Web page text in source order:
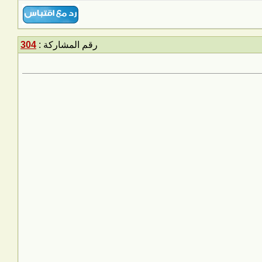
رقم المشاركة : 304